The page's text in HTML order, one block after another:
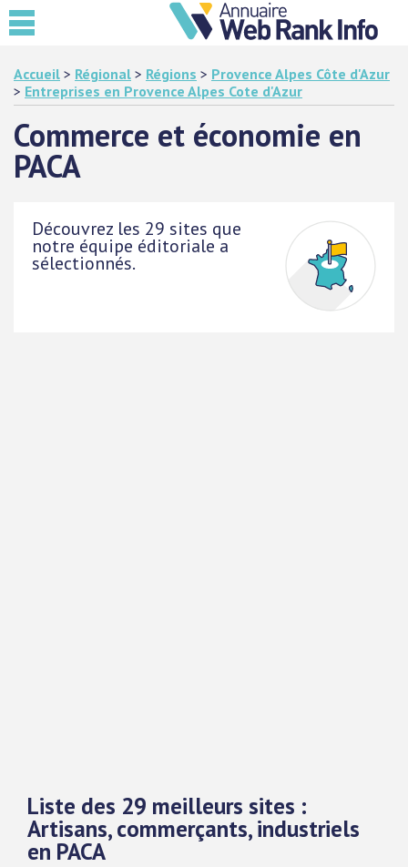
Accueil > Régional > Régions > Provence Alpes Côte d'Azur
> Entreprises en Provence Alpes Cote d'Azur
Commerce et économie en
PACA
Découvrez les 29 sites que
notre équipe éditoriale a
sélectionnés.
Liste des 29 meilleurs sites :
Artisans, commerçants, industriels
en PACA